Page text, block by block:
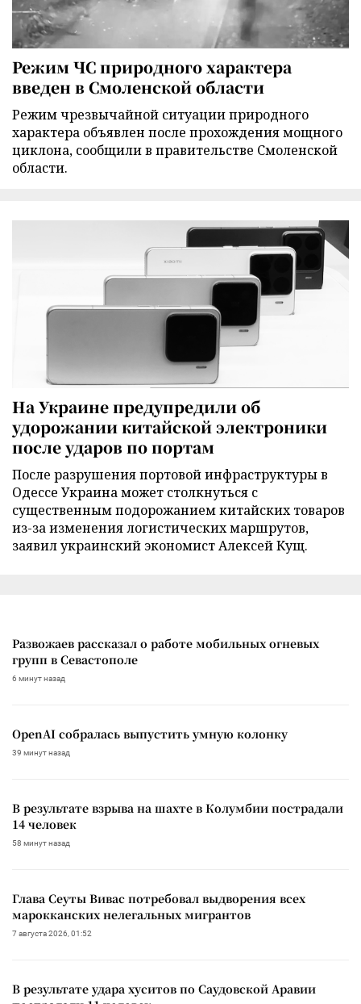
Режим ЧС природного характера
введен в Смоленской области
Режим чрезвычайной ситуации природного
характера объявлен после прохождения мощного
циклона, сообщили в правительстве Смоленской
области.
На Украине предупредили об
удорожании китайской электроники
после ударов по портам
После разрушения портовой инфраструктуры в
Одессе Украина может столкнуться с
существенным подорожанием китайских товаров
из-за изменения логистических маршрутов,
заявил украинский экономист Алексей Кущ.
Развожаев рассказал о работе мобильных огневых
групп в Севастополе
6 минут назад
OpenAI собралась выпустить умную колонку
39 минут назад
В результате взрыва на шахте в Колумбии пострадали
14 человек
58 минут назад
Глава Сеуты Вивас потребовал выдворения всех
марокканских нелегальных мигрантов
7 августа 2026, 01:52
В результате удара хуситов по Саудовской Аравии